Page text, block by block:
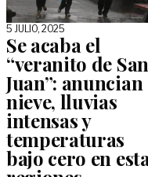
5 JULIO, 2025
Se acaba el
“veranito de San
Juan”: anuncian
nieve, lluvias
intensas y
temperaturas
bajo cero en